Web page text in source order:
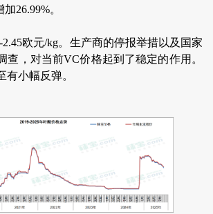
26.99%。
2.45欧元/kg。生产商的停报举措以及国家
查，对当前VC价格起到了稳定的作用。
有小幅反弹。